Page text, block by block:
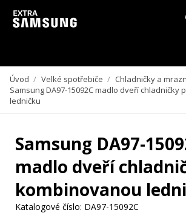
Vzhledem k aktuální situaci se může dodání dílů,
zpozdit. Děkujeme za
Úvod / Velké spotřebiče / Chladničky a
Samsung DA97-15092C madlo dveří chladničky
ledničku
Samsung DA97-
madlo dveří
kombinovanou
Katalogové číslo: DA97-15092C